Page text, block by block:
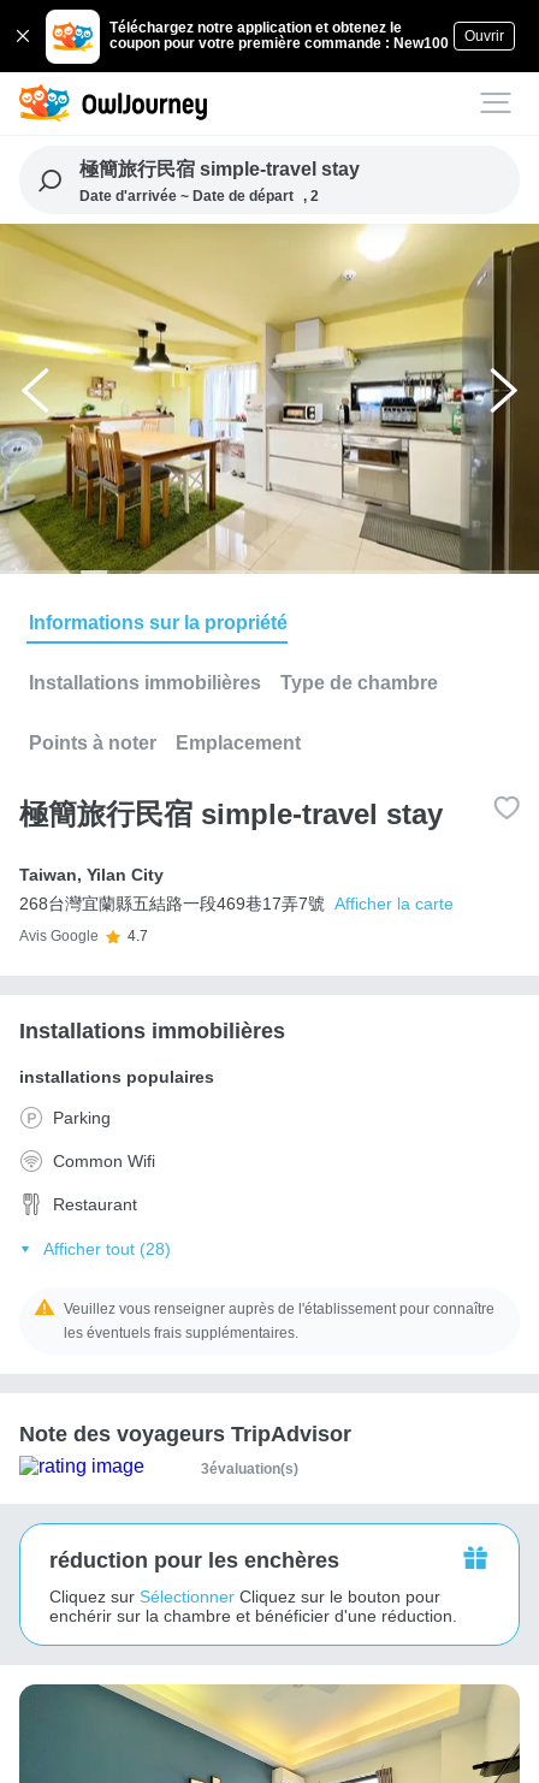
Téléchargez notre application et obtenez le
coupon pour votre première commande : New100
Ouvrir
極簡旅行民宿 simple-travel stay
Date d'arrivée ~ Date de départ , 2
Informations sur la propriété
Installations immobilières Type de chambre
Points à noter Emplacement
極簡旅行民宿 simple-travel stay
Taiwan, Yilan City
268台灣宜蘭縣五結路一段469巷17弄7號 Afficher la carte
Avis Google 4.7
Installations immobilières
installations populaires
Parking
Common Wifi
Restaurant
Afficher tout (28)
Veuillez vous renseigner auprès de l'établissement pour connaître
les éventuels frais supplémentaires.
Note des voyageurs TripAdvisor
3évaluation(s)
réduction pour les enchères
Cliquez sur Sélectionner Cliquez sur le bouton pour
enchérir sur la chambre et bénéficier d'une réduction.